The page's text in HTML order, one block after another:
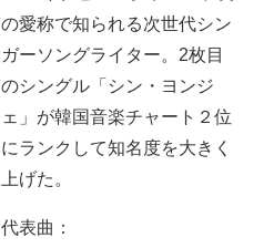
の愛称で知られる次世代シン
ガーソングライター。2枚目
のシングル「シン・ヨンジ
ェ」が韓国音楽チャート２位
にランクして知名度を大きく
上げた。
代表曲：